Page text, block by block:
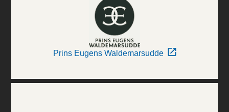
Prins Eugens Waldemarsudde